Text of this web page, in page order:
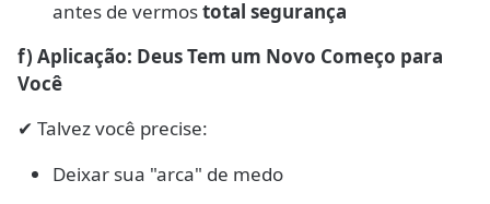
antes de vermostotal segurança
f) Aplicação: Deus Tem um Novo Começo para
Você
✔ Talvez você precise:
Deixar sua "arca" de medo